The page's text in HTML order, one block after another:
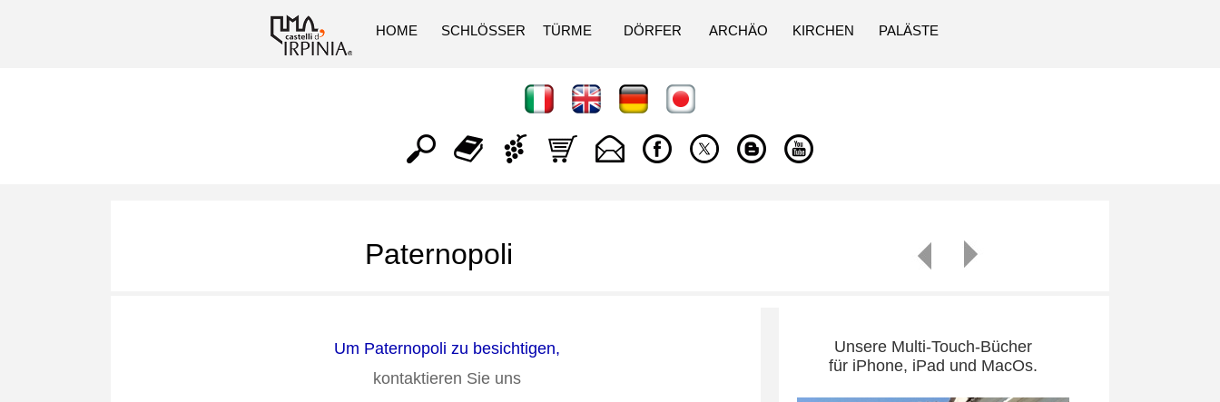
HOME SCHLÖSSER TÜRME DÖRFER ARCHÄO KIRCHEN PALÄSTE
Paternopoli
Um Paternopoli zu besichtigen,
kontaktieren Sie uns
Unsere Multi-Touch-Bücher
für iPhone, iPad und MacOs.